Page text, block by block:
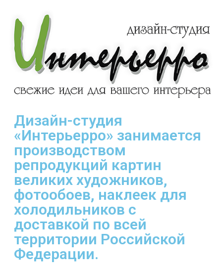
Дизайн-студия
«Интерьерро» занимается
производством
репродукций картин
великих художников,
фотообоев, наклеек для
холодильников с
доставкой по всей
территории Российской
Федерации.